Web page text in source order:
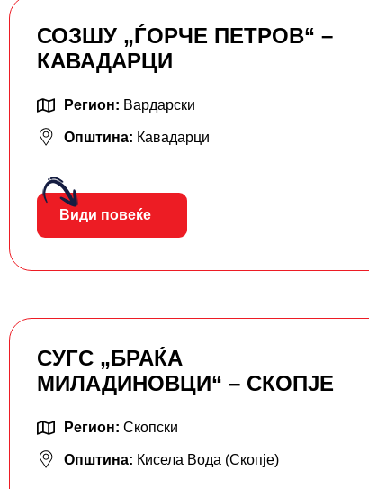
СОЗШУ „ЃОРЧЕ ПЕТРОВ“ –
КАВАДАРЦИ
Регион: Вардарски
Општина: Кавадарци
Види повеќе
СУГС „БРАЌА
МИЛАДИНОВЦИ“ – СКОПЈЕ
Регион: Скопски
Општина: Кисела Вода (Скопје)